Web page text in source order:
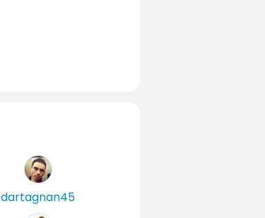
dartagnan45